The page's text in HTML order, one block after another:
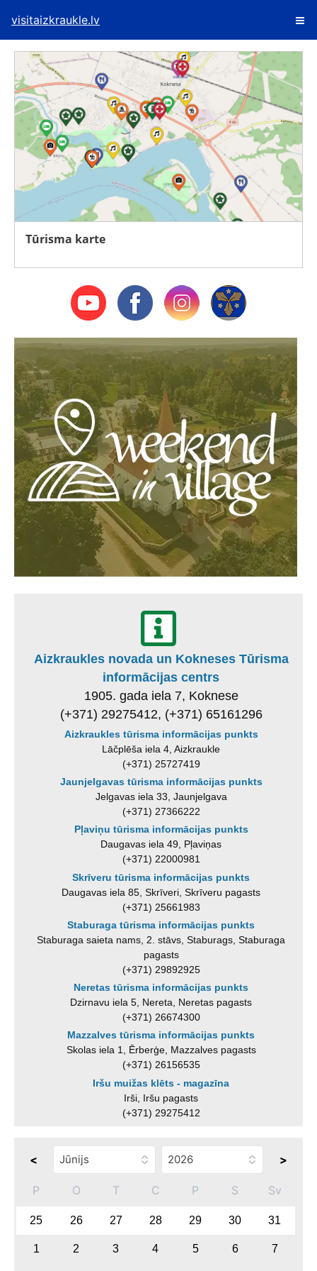
visitaizkraukle.lv
Tūrisma karte
Aizkraukles novada un Kokneses Tūrisma
informācijas centrs
1905. gada iela 7, Koknese
(+371) 29275412, (+371) 65161296
Aizkraukles tūrisma informācijas punkts
Lāčplēša iela 4, Aizkraukle
(+371) 25727419
Jaunjelgavas tūrisma informācijas punkts
Jelgavas iela 33, Jaunjelgava
(+371) 27366222
Pļaviņu tūrisma informācijas punkts
Daugavas iela 49, Pļaviņas
(+371) 22000981
Skrīveru tūrisma informācijas punkts
Daugavas iela 85, Skrīveri, Skrīveru pagasts
(+371) 25661983
Staburaga tūrisma informācijas punkts
Staburaga saieta nams, 2. stāvs, Staburags, Staburaga
pagasts
(+371) 29892925
Neretas tūrisma informācijas punkts
Dzirnavu iela 5, Nereta, Neretas pagasts
(+371) 26674300
Mazzalves tūrisma informācijas punkts
Skolas iela 1, Ērberģe, Mazzalves pagasts
(+371) 26156535
Iršu muižas klēts - magazīna
Irši, Iršu pagasts
(+371) 29275412
< >
P O T C P S Sv
25 26 27 28 29 30 31
1 2 3 4 5 6 7